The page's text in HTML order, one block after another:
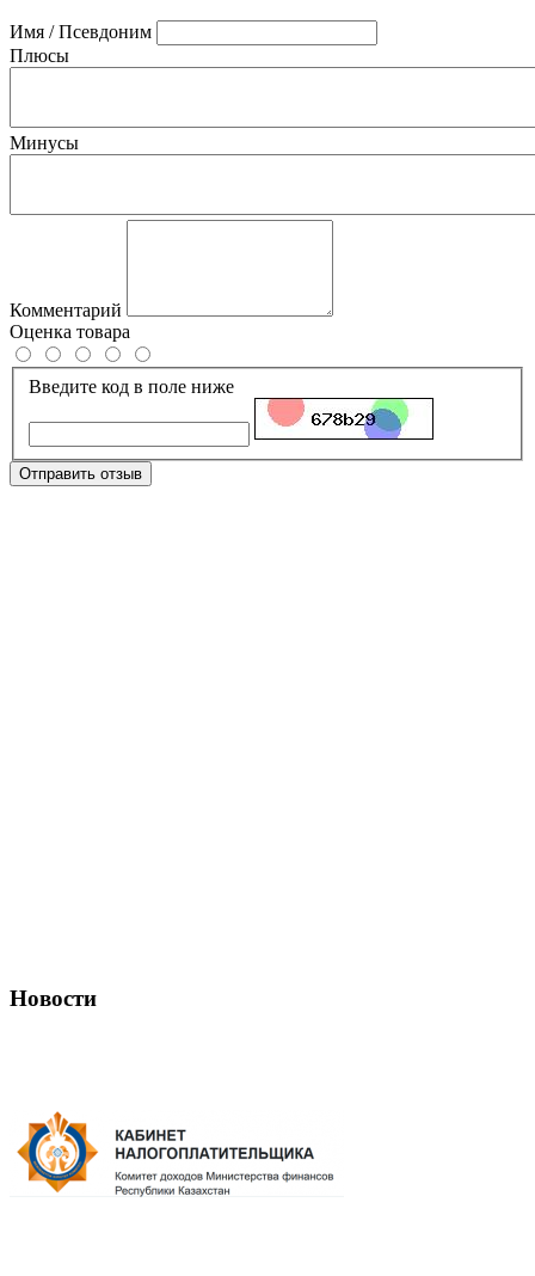
Имя / Псевдоним
Плюсы
Минусы
Комментарий
Оценка товара
Введите код в поле ниже
Отправить отзыв
Новости